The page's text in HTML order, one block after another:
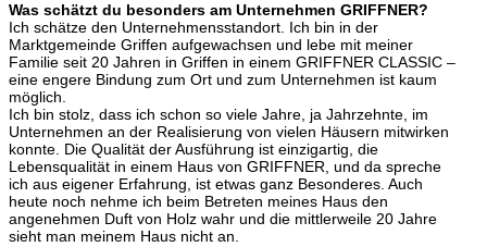
Was schätzt du besonders am Unternehmen GRIFFNER?
Ich schätze den Unternehmensstandort. Ich bin in der
Marktgemeinde Griffen aufgewachsen und lebe mit meiner
Familie seit 20 Jahren in Griffen in einem GRIFFNER CLASSIC –
eine engere Bindung zum Ort und zum Unternehmen ist kaum
möglich.
Ich bin stolz, dass ich schon so viele Jahre, ja Jahrzehnte, im
Unternehmen an der Realisierung von vielen Häusern mitwirken
konnte. Die Qualität der Ausführung ist einzigartig, die
Lebensqualität in einem Haus von GRIFFNER, und da spreche
ich aus eigener Erfahrung, ist etwas ganz Besonderes. Auch
heute noch nehme ich beim Betreten meines Haus den
angenehmen Duft von Holz wahr und die mittlerweile 20 Jahre
sieht man meinem Haus nicht an.